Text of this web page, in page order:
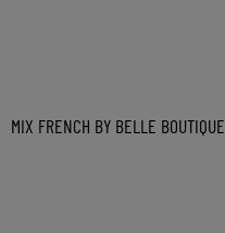
MIX FRENCH BY BELLE BOUTIQUE